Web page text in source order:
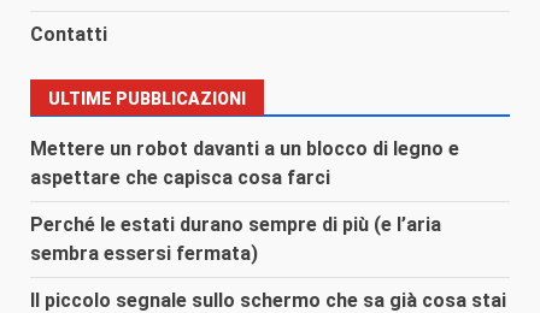
Contatti
ULTIME PUBBLICAZIONI
Mettere un robot davanti a un blocco di legno e
aspettare che capisca cosa farci
Perché le estati durano sempre di più (e l’aria
sembra essersi fermata)
Il piccolo segnale sullo schermo che sa già cosa stai